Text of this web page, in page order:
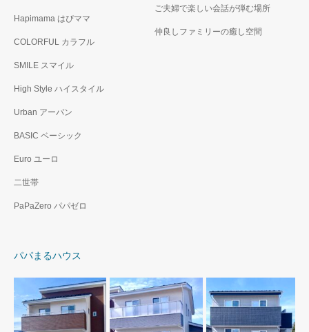
Hapimama はぴママ
COLORFUL カラフル
SMILE スマイル
High Style ハイスタイル
Urban アーバン
BASIC ベーシック
Euro ユーロ
二世帯
PaPaZero パパゼロ
ご夫婦で楽しい会話が弾む場所
仲良しファミリーの癒し空間
パパまるハウス